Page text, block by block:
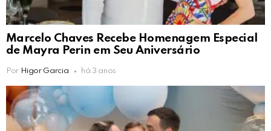
Marcelo Chaves Recebe Homenagem Especial
de Mayra Perin em Seu Aniversário
Por Higor Garcia há 3 anos